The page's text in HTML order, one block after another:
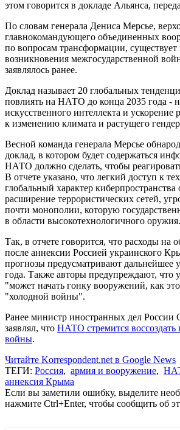
этом говорится в докладе Альянса,
По словам генерала Дениса Мерсье,
главнокомандующего объединенных
по вопросам трансформации,
возникновения межгосударственной
заявлялось ранее.
Доклад называет 20 глобальных
повлиять на НАТО до конца 2035 года -
искусственного интеллекта и ускорение
к изменению климата и растущего
Весной команда генерала Мерсье
доклад, в котором будет содержаться
НАТО должно сделать, чтобы
В отчете указано, что легкий доступ к
глобальный характер киберпространства
расширение террористических сетей,
почти монополии, которую
в области высокотехнологичного оружия.
Так, в отчете говорится, что расходы на
после аннексии Россией украинского
прогнозы предусматривают дальнейшее
года. Также авторы предупреждают, что
"может начать гонку вооружений, как
"холодной войны".
Ранее министр иностранных дел России
заявлял, что НАТО стремится воссоздать
войны.
Читайте Korrespondent.net в Google News
ТЕГИ: Россия, армия и вооружение,
аннексия Крыма
Если вы заметили ошибку, выделите
нажмите Ctrl+Enter, чтобы сообщить об